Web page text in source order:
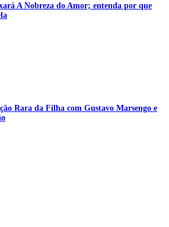
A Nobreza do Amor; entenda por que
Rara da Filha com Gustavo Marsengo e